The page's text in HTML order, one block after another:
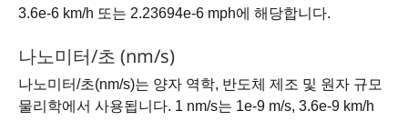
3.6e-6 km/h 또는 2.23694e-6 mph에 해당합니다.
나노미터/초 (nm/s)
나노미터/초(nm/s)는 양자 역학, 반도체 제조 및 원자 규모
물리학에서 사용됩니다. 1 nm/s는 1e-9 m/s, 3.6e-9 km/h